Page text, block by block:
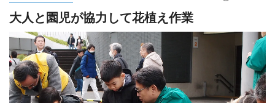
大人と園児が協力して花植え作業